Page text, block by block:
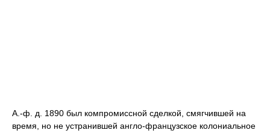
А.-ф. д. 1890 был компромиссной сделкой, смягчившей на
время, но не устранившей англо-французское колониальное